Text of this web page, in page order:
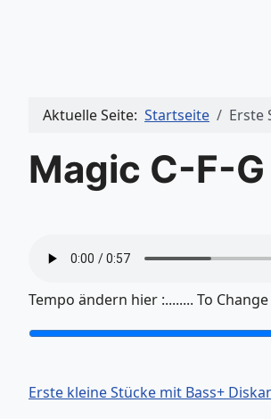
Aktuelle Seite: Startseite Erste
Magic C-F-G
Tempo ändern hier :........ To
Erste kleine Stücke mit Bass+